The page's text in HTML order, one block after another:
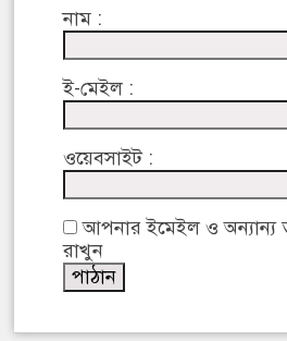
নাম :
ই-মেইল :
ওয়েবসাইট :
আপনার ইমেইল ও অন্যান্য
রাখুন